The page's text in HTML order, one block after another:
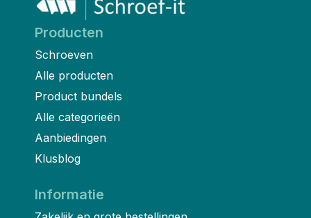
Producten
Schroeven
Alle producten
Product bundels
Alle categorieën
Aanbiedingen
Klusblog
Informatie